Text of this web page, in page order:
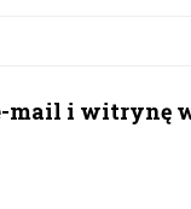
mail i witrynę